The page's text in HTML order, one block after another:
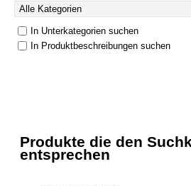
In Unterkategorien suchen
In Produktbeschreibungen suchen
Produkte die den
entsprechen